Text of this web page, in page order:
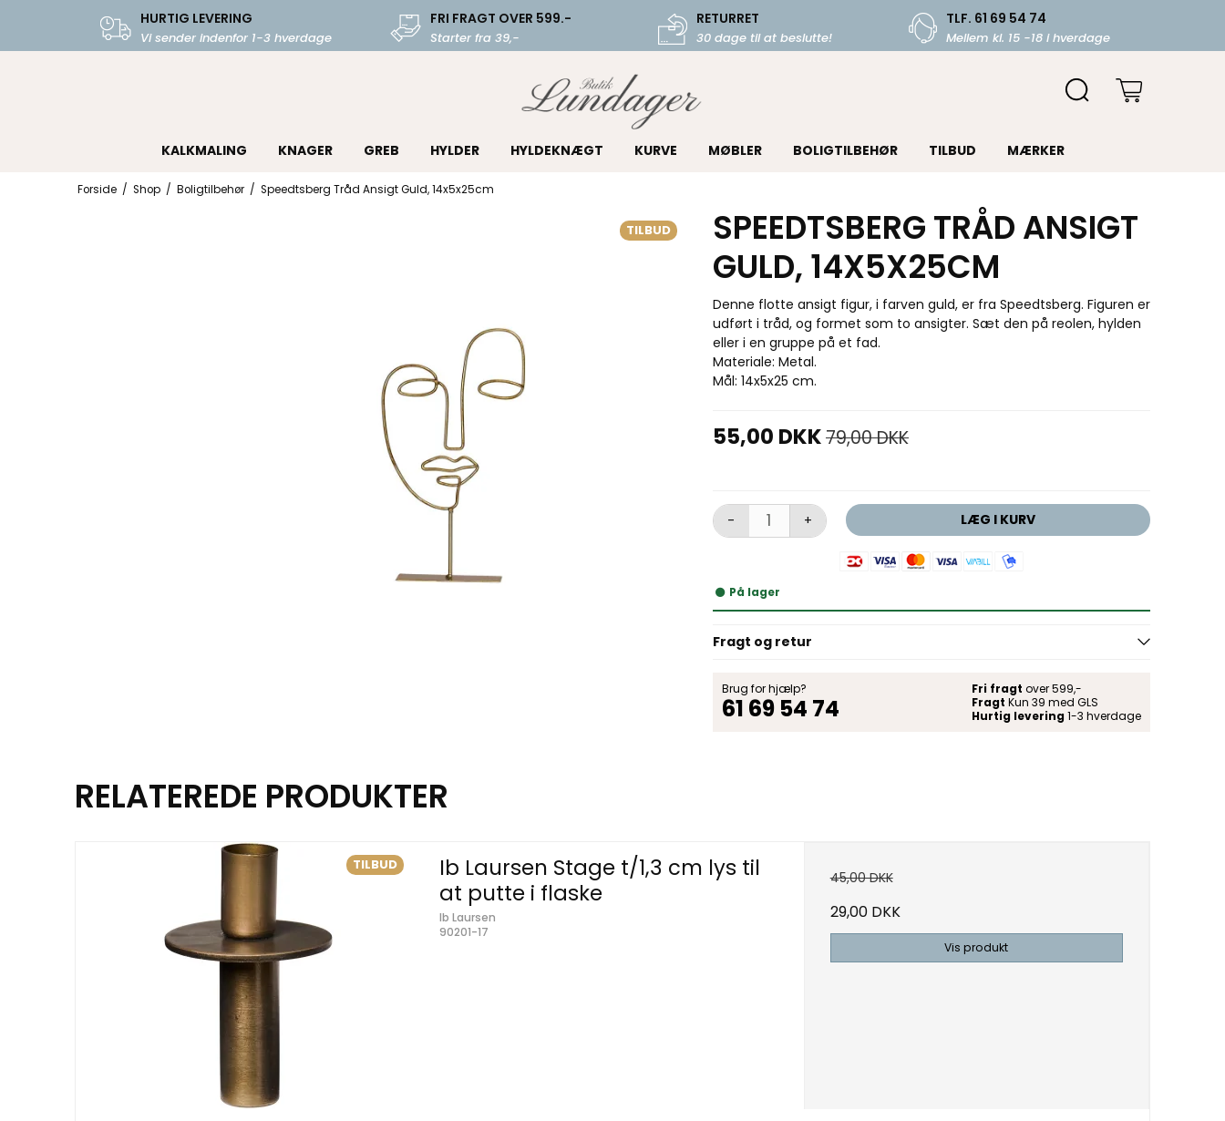
HURTIG LEVERING
Vi sender indenfor 1-3 hverdage
FRI FRAGT OVER 599.-
Starter fra 39,-
RETURRET
30 dage til at beslutte!
TLF. 61 69 54 74
Mellem kl. 15 -18 i hverdage
KALKMALING KNAGER GREB HYLDER HYLDEKNÆGT KURVE MØBLER BOLIGTILBEHØR TILBUD MÆRKER
Forside / Shop / Boligtilbehør / Speedtsberg Tråd Ansigt Guld, 14x5x25cm
TILBUD
SPEEDTSBERG TRÅD ANSIGT
GULD, 14X5X25CM
Denne flotte ansigt figur, i farven guld, er fra Speedtsberg. Figuren er
udført i tråd, og formet som to ansigter. Sæt den på reolen, hylden
eller i en gruppe på et fad.
Materiale: Metal.
Mål: 14x5x25 cm.
55,00 DKK79,00 DKK
- + LÆG I KURV
På lager
Fragt og retur
Brug for hjælp?
61 69 54 74
Fri fragt over 599,-
Fragt Kun 39 med GLS
Hurtig levering 1-3 hverdage
RELATEREDE PRODUKTER
TILBUD
Ib Laursen Stage t/1,3 cm lys til
at putte i flaske
Ib Laursen
90201-17
45,00 DKK
29,00 DKK
Vis produkt